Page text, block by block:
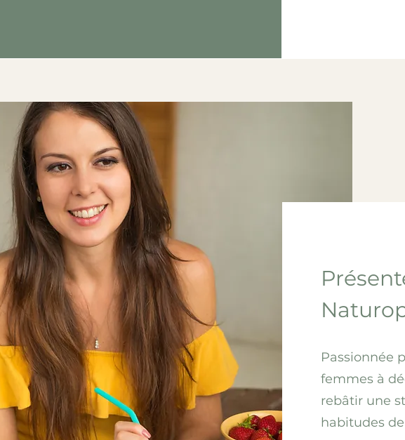
Passionnée
femmes à
rebâtir une
habitudes